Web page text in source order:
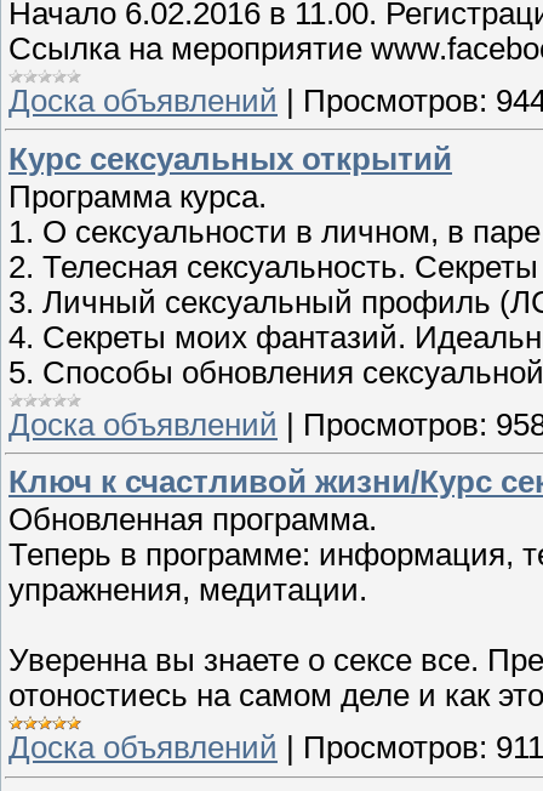
Начало 6.02.2016 в 11.00.
Ссылка на мероприятие
Доска объявлений
Просмотров:
Курс сексуальных открытий
Программа курса.
1. О сексуальности в личном, в
2. Телесная сексуальность.
3. Личный сексуальный профиль
4. Секреты моих фантазий.
5. Способы обновления
Доска объявлений | Просмотров:
Ключ к счастливой жизни/Курс
Обновленная программа.
Теперь в программе: информация,
упражнения, медитации.
Уверенна вы знаете о сексе все.
отоностиесь на самом деле и как
Доска объявлений
Просмотров: 911